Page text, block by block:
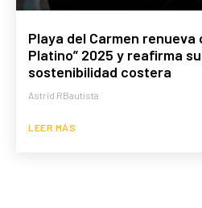
Playa del Carmen
Platino” 2025 y reafirma
sostenibilidad costera
Astrid RBautista
LEER MÁS